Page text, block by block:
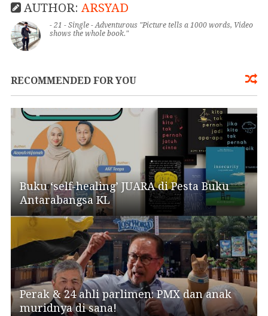
AUTHOR:ARSYAD
- 21 - Single - Adventurous "Picture tells a 1000 words, Video
shows the whole book."
RECOMMENDED FOR YOU
Buku ‘self-healing’ JUARA di Pesta Buku
Antarabangsa KL
Perak & 24 ahli parlimen: PMX dan anak
muridnya di sana!